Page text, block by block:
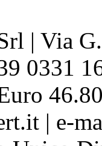
| Via
0331
| e-